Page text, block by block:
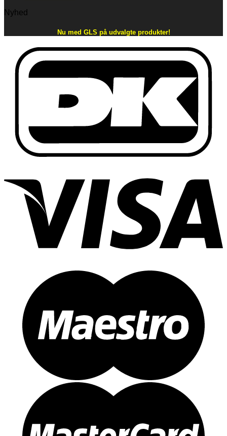
Nyhed
Nu med GLS på udvalgte produkter!